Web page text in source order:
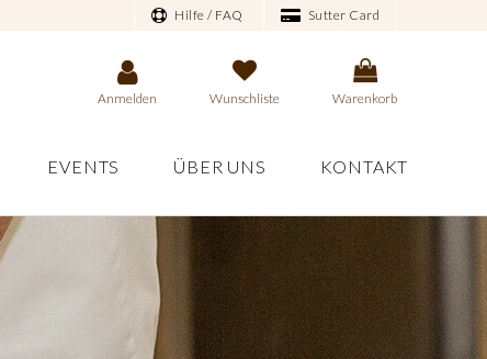
Hilfe / FAQ Sutter Card
Anmelden Wunschliste Warenkorb
EVENTS ÜBER UNS KONTAKT